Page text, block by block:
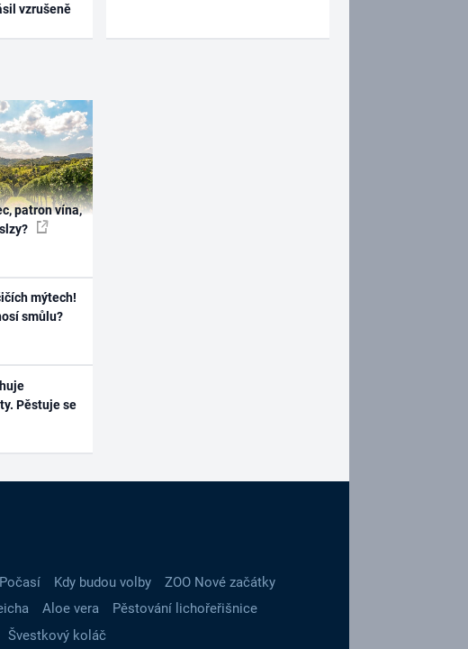
vzrušeně
patron vína,
mýtech!
smůlu?
Pěstuje se
Počasí Kdy budou volby
ZOO Nové začátky
Aloe vera
Pěstování lichořeřišnice
Švestkový koláč